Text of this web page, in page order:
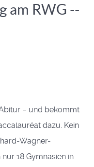
am RWG --
– und bekommt
dazu. Kein
Wagner-
18 Gymnasien in